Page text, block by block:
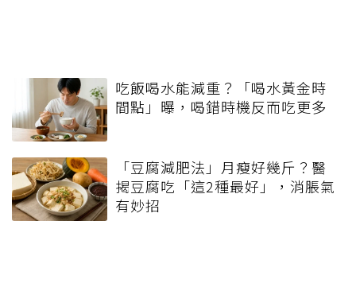
吃飯喝水能減重？「喝水黃金時
間點」曝，喝錯時機反而吃更多
「豆腐減肥法」月瘦好幾斤？醫
揭豆腐吃「這2種最好」，消脹氣
有妙招